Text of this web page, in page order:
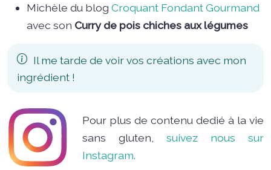
Michèle du blog Croquant Fondant Gourmand
avec son Curry de pois chiches aux légumes
Il me tarde de voir vos créations avec mon
ingrédient !
Pour plus de contenu dedié à la vie
sans gluten, suivez nous sur
Instagram.